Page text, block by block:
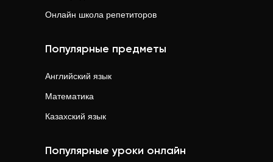
Онлайн школа репетиторов
Популярные предметы
Английский язык
Математика
Казахский язык
Популярные уроки онлайн